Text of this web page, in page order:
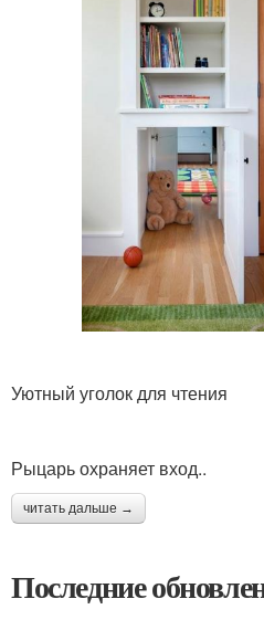
Уютный уголок для чтения
Рыцарь охраняет вход..
читать дальше →
Последние